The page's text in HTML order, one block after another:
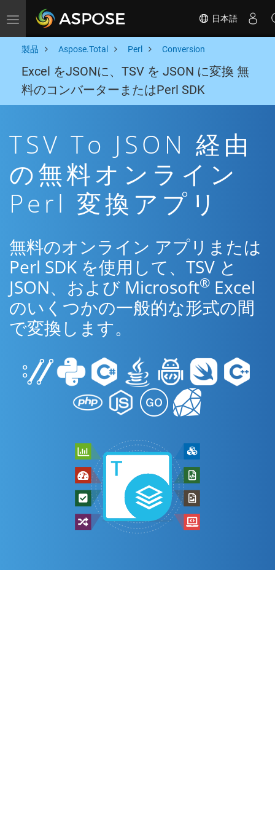
Toggle navigation 日本語
製品 Aspose.Total Perl Conversion
Excel をJSONに、TSV を JSON に変換 無
料のコンバーターまたはPerl SDK
TSV To JSON 経由
の無料オンライン
Perl 変換アプリ
無料のオンライン アプリまたは
Perl SDK を使用して、TSV と
JSON、および Microsoft® Excel
のいくつかの一般的な形式の間
で変換します。